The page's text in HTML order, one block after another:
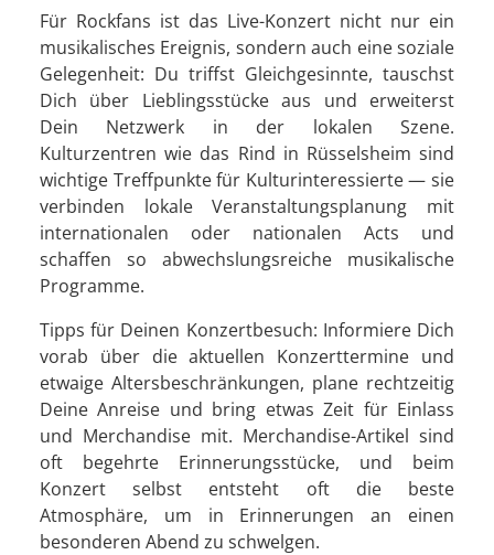
Für Rockfans ist das Live-Konzert nicht nur ein
musikalisches Ereignis, sondern auch eine soziale
Gelegenheit: Du triffst Gleichgesinnte, tauschst
Dich über Lieblingsstücke aus und erweiterst
Dein Netzwerk in der lokalen Szene.
Kulturzentren wie das Rind in Rüsselsheim sind
wichtige Treffpunkte für Kulturinteressierte — sie
verbinden lokale Veranstaltungsplanung mit
internationalen oder nationalen Acts und
schaffen so abwechslungsreiche musikalische
Programme.
Tipps für Deinen Konzertbesuch: Informiere Dich
vorab über die aktuellen Konzerttermine und
etwaige Altersbeschränkungen, plane rechtzeitig
Deine Anreise und bring etwas Zeit für Einlass
und Merchandise mit. Merchandise-Artikel sind
oft begehrte Erinnerungsstücke, und beim
Konzert selbst entsteht oft die beste
Atmosphäre, um in Erinnerungen an einen
besonderen Abend zu schwelgen.